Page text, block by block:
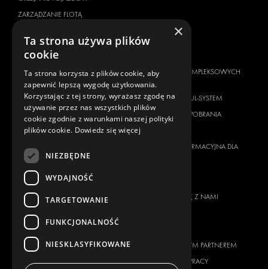
ZARZĄDZANIE FLOTĄ
MARKA POJAZDU
CITROËN
DACIA
FIAT
FORD
HYUNDAI
IVECO
MAXUS
MERCEDES
NISSAN
PEUGEOT
RENAULT
DOSTAWCA KOMPLEKSOWYCH
ROZWIĄZAŃ
O FIRMIE MODUL-SYSTEM
MATERIAŁY DO POBRANIA
KLAUZULA INFORMACYJNA DLA
SKONTAKTUJ SIĘ Z NAMI
ZOSTAŃ NASZYM PARTNEREM
MOŻLIWOŚCI PRACY
×
Ta strona używa plików
cookie
Ta strona korzysta z plików cookie, aby
zapewnić lepszą wygodę użytkowania.
Korzystając z tej strony, wyrażasz zgodę na
używanie przez nas wszystkich plików
cookie zgodnie z warunkami naszej polityki
plików cookie. Dowiedz się więcej
NIEZBĘDNE
WYDAJNOŚĆ
TARGETOWANIE
FUNKCJONALNOŚĆ
NIESKLASYFIKOWANE